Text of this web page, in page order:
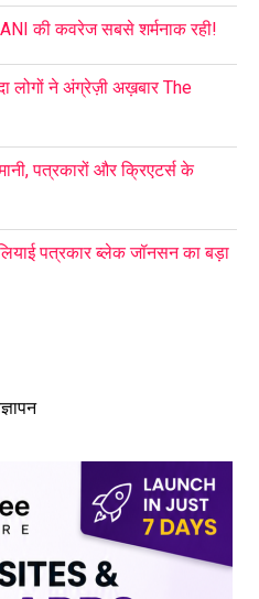
ANI की कवरेज सबसे शर्मनाक रही!
लोगों ने अंग्रेज़ी अख़बार The
पत्रकारों और क्रिएटर्स के
पत्रकार ब्लेक जॉनसन का बड़ा